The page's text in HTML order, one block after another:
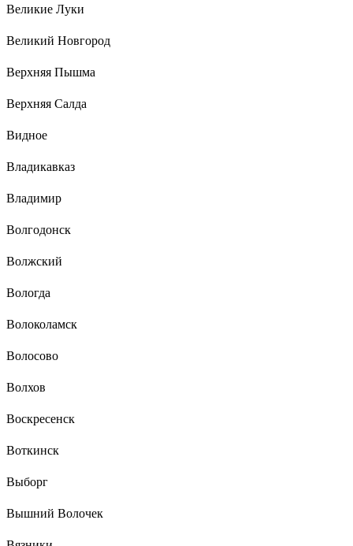
Великие Луки
Великий Новгород
Верхняя Пышма
Верхняя Салда
Видное
Владикавказ
Владимир
Волгодонск
Волжский
Вологда
Волоколамск
Волосово
Волхов
Воскресенск
Воткинск
Выборг
Вышний Волочек